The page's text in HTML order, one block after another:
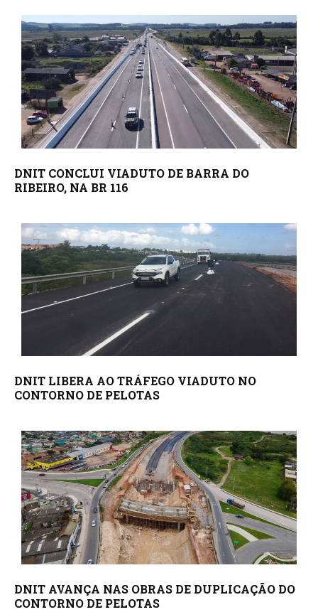
DNIT CONCLUI VIADUTO DE BARRA DO
RIBEIRO, NA BR 116
DNIT LIBERA AO TRÁFEGO VIADUTO NO
CONTORNO DE PELOTAS
DNIT AVANÇA NAS OBRAS DE DUPLICAÇÃO DO
CONTORNO DE PELOTAS